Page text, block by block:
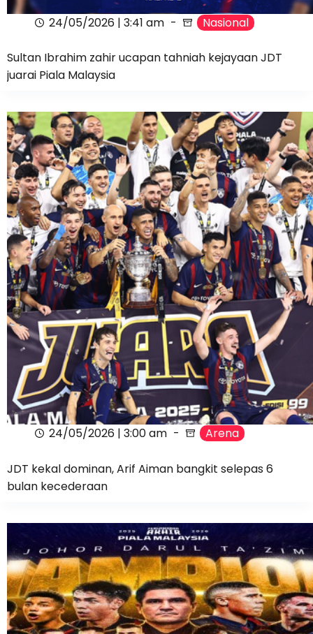
24/05/2026 | 3:41 am Nasional
Sultan Ibrahim zahir ucapan tahniah kejayaan JDT
juarai Piala Malaysia
24/05/2026 | 3:00 am Arena
JDT kekal dominan, Arif Aiman bangkit selepas 6
bulan kecederaan